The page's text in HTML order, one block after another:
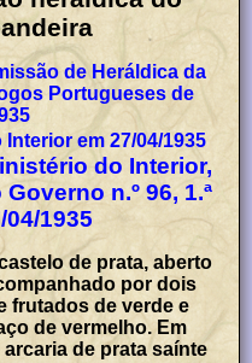
de Heráldica da
Portugueses de
em 27/04/1935
do Interior,
n.º 96, 1.ª
04/1935
de prata, aberto
por dois
frutados de verde e
de vermelho. Em
de prata saínte